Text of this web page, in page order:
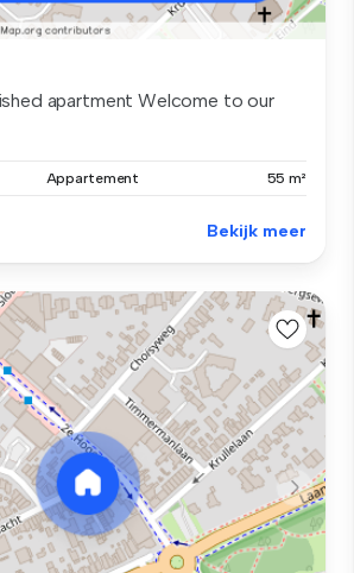
apartment Welcome to our
Appartement 55 m²
Bekijk meer